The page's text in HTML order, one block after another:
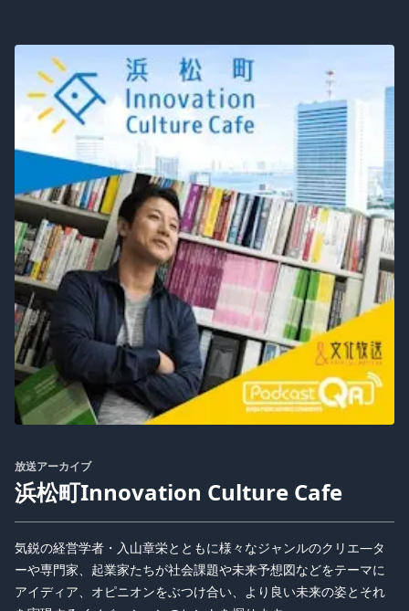
放送アーカイブ
浜松町Innovation Culture Cafe
気鋭の経営学者・入山章栄とともに様々なジャンルのクリエ―タ
ーや専門家、起業家たちが社会課題や未来予想図などをテーマに
アイディア、オピニオンをぶつけ合い、より良い未来の姿とそれ